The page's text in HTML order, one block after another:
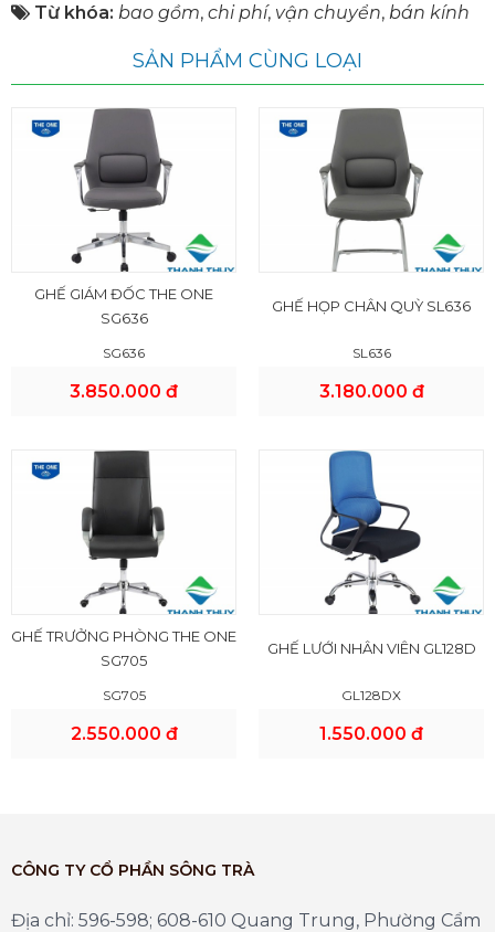
Từ khóa: bao gồm, chi phí, vận chuyển, bán kính
SẢN PHẨM CÙNG LOẠI
GHẾ GIÁM ĐỐC THE ONE
SG636
SG636
3.850.000 đ
GHẾ HỌP CHÂN QUỲ SL636
SL636
3.180.000 đ
GHẾ TRƯỞNG PHÒNG THE ONE
SG705
SG705
2.550.000 đ
GHẾ LƯỚI NHÂN VIÊN GL128D
GL128DX
1.550.000 đ
CÔNG TY CỔ PHẦN SÔNG TRÀ
Địa chỉ: 596-598; 608-610 Quang Trung, Phường Cẩm